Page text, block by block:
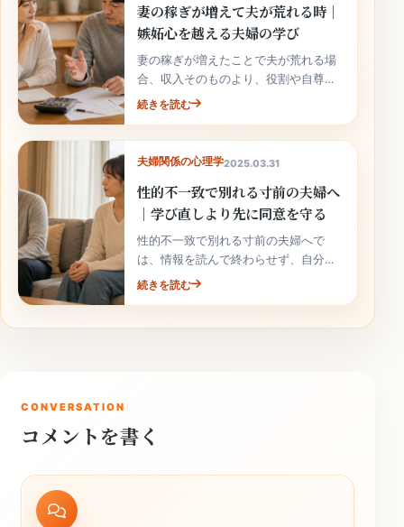
妻の稼ぎが増えて夫が荒れる時｜
嫉妬心を越える夫婦の学び
妻の稼ぎが増えたことで夫が荒れる場
合、収入そのものより、役割や自尊心
の揺れが関係していることがありま
続きを読む
夫婦関係の心理学2025.03.31
性的不一致で別れる寸前の夫婦へ
｜学び直しより先に同意を守る
性的不一致で別れる寸前の夫婦へで
は、情報を読んで終わらせず、自分の
家庭の事実と次の行動へ落とし込むこ
続きを読む
CONVERSATION
コメントを書く